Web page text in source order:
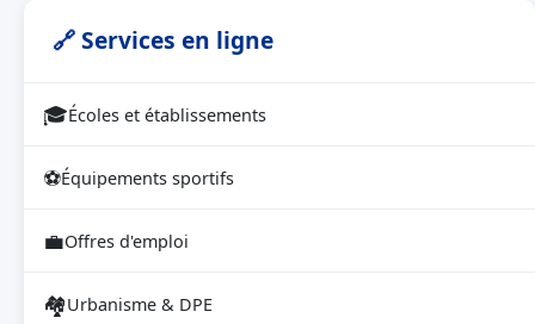
🔗 Services en ligne
🎓Écoles et établissements
⚽Équipements sportifs
💼Offres d'emploi
🏘Urbanisme & DPE